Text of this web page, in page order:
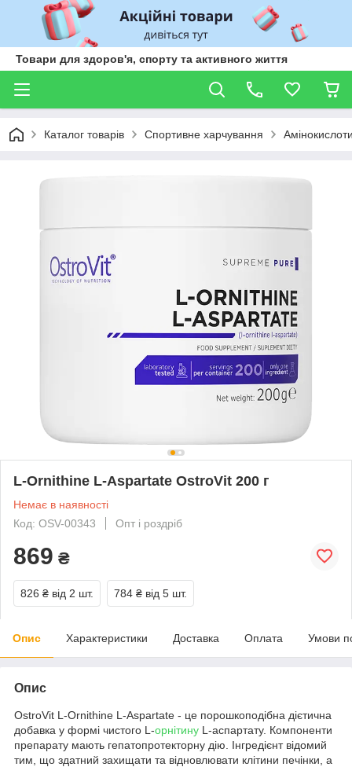
Товари для здоров'я, спорту та активного життя
Каталог товарів Спортивне харчування
L-Ornithine L-Aspartate OstroVit 200 г
Немає в наявності
Код: OSV-00343
Опт і роздріб
869 ₴
826 ₴ від 2 шт. 784 ₴ від 5 шт.
Опис Характеристики Доставка Оплата Умови
Опис
OstroVit L-Ornithine L-Aspartate - це порошкоподібна дієтична
добавка у формі чистого L-орнітину L-аспартату. Компоненти
препарату мають гепатопротекторну дію. Інгредієнт відомий
тим, що здатний захищати та відновлювати клітини печінки, а